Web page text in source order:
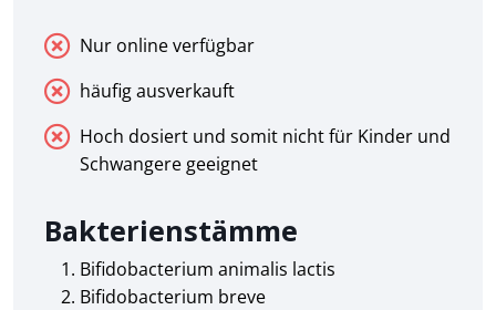
Nur online verfügbar
häufig ausverkauft
Hoch dosiert und somit nicht für Kinder und
Schwangere geeignet
Bakterienstämme
Bifidobacterium animalis lactis
Bifidobacterium breve